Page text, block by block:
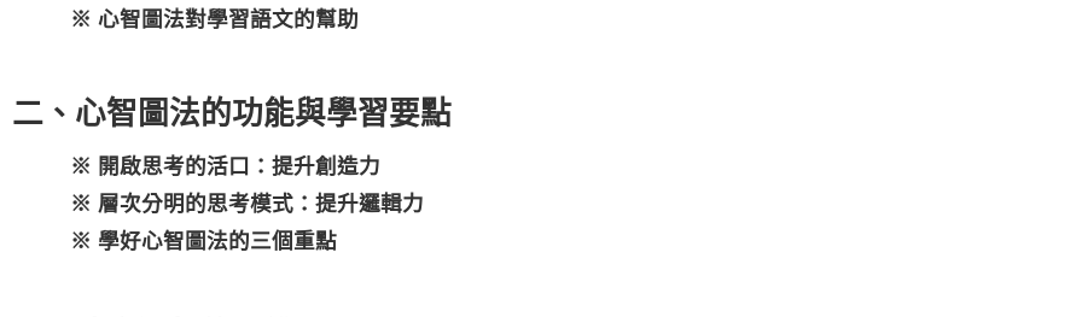
※ 心智圖法對學習語文的幫助
二、心智圖法的功能與學習要點
※ 開啟思考的活口：提升創造力
※ 層次分明的思考模式：提升邏輯力
※ 學好心智圖法的三個重點